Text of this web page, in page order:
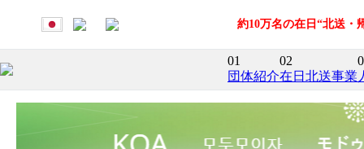
約10万名の在日“北送・
01
団体紹介
02
在日北送事業